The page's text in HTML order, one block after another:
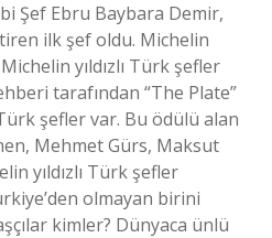
Şef Ebru Baybara Demir,
ilk şef oldu. Michelin
yıldızlı Türk şefler
tarafından “The Plate”
şefler var. Bu ödülü alan
Mehmet Gürs, Maksut
yıldızlı Türk şefler
olmayan birini
kimler? Dünyaca ünlü